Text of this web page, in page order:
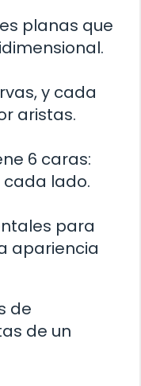
planas que
y cada
aristas.
6 caras:
lado.
para
apariencia
de
de un